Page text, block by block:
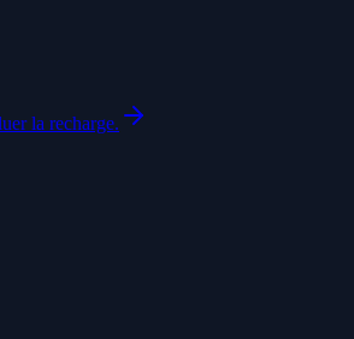
la recharge.